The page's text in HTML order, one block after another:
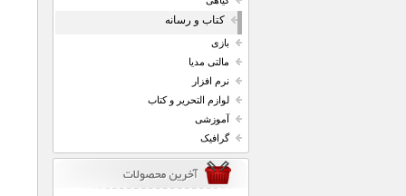
کتاب و رسانه
بازی
مالتی مدیا
نرم افزار
لوازم التحریر و کتاب
آموزشی
گرافیک